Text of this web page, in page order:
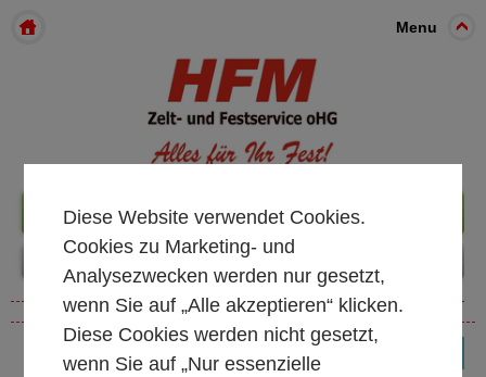
Menu
+49 261 98899933
Diese Website verwendet Cookies.
Cookies zu Marketing- und
Analysezwecken werden nur gesetzt,
wenn Sie auf „Alle akzeptieren“ klicken.
Diese Cookies werden nicht gesetzt,
wenn Sie auf „Nur essenzielle